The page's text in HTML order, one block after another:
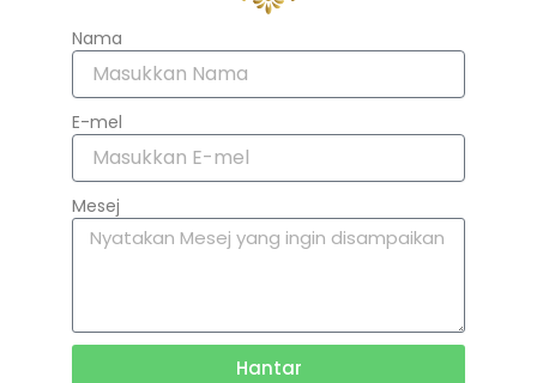
Nama
E-mel
Mesej
Hantar